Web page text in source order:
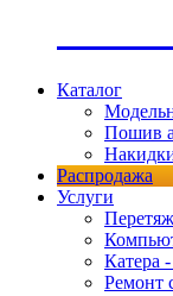
Каталог
Пошив
Распродажа
Услуги
Катера
Ремонт